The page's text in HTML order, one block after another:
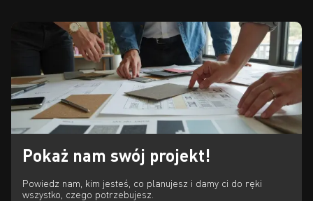
Pokaż nam swój projekt!
Powiedz nam, kim jesteś, co planujesz i damy ci do ręki
wszystko, czego potrzebujesz.